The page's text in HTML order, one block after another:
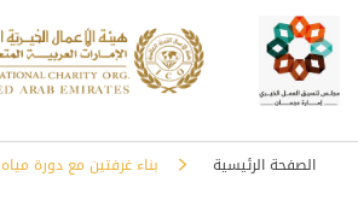
الصفحة الرئيسية بناء غرفتين مع دورة مياه